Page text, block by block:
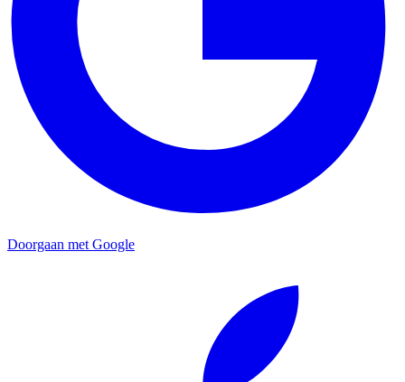
Doorgaan met Google